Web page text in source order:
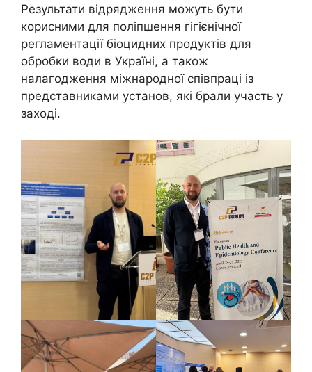
Результати відрядження можуть бути
корисними для поліпшення гігієнічної
регламентації біоцидних продуктів для
обробки води в Україні, а також
налагодження міжнародної співпраці із
представниками установ, які брали участь у
заході.